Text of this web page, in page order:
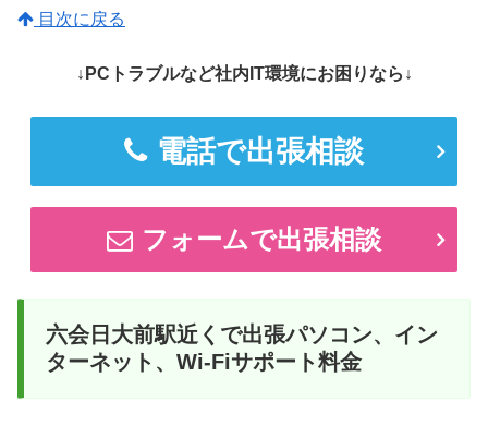
目次に戻る
↓PCトラブルなど社内IT環境にお困りなら↓
電話で出張相談
フォームで出張相談
六会日大前駅近くで出張パソコン、イン
ターネット、Wi-Fiサポート料金